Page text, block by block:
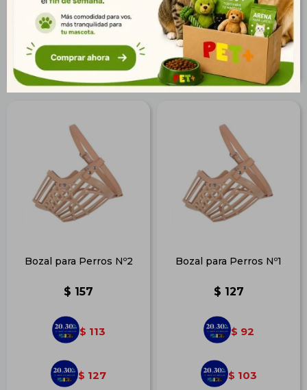
$ 332
$ 372
$ 230
$ 258
Bozal para Perros Nº2
$ 157
$ 113
$ 127
Bozal para Perros Nº1
$ 127
$ 92
$ 103